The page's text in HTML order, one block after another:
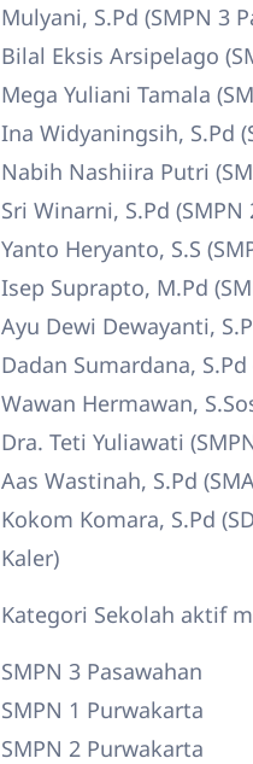
Mulyani, S.Pd (SMPN 3
Bilal Eksis Arsipelago
Mega Yuliani Tamala
Ina Widyaningsih, S.Pd
Nabih Nashiira Putri
Sri Winarni, S.Pd
Yanto Heryanto, S.S
Isep Suprapto, M.Pd
Ayu Dewi Dewayanti,
Dadan Sumardana,
Wawan Hermawan,
Dra. Teti Yuliawati
Aas Wastinah, S.Pd
Kokom Komara, S.Pd
Kaler)
Kategori Sekolah aktif
SMPN 3 Pasawahan
SMPN 1 Purwakarta
SMPN 2 Purwakarta